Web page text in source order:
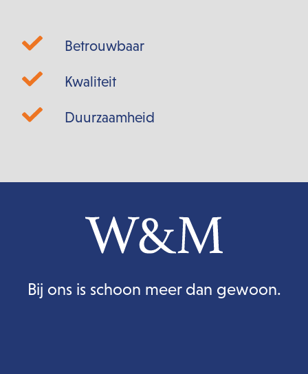
Betrouwbaar
Kwaliteit
Duurzaamheid
Bij ons is schoon meer dan gewoon.